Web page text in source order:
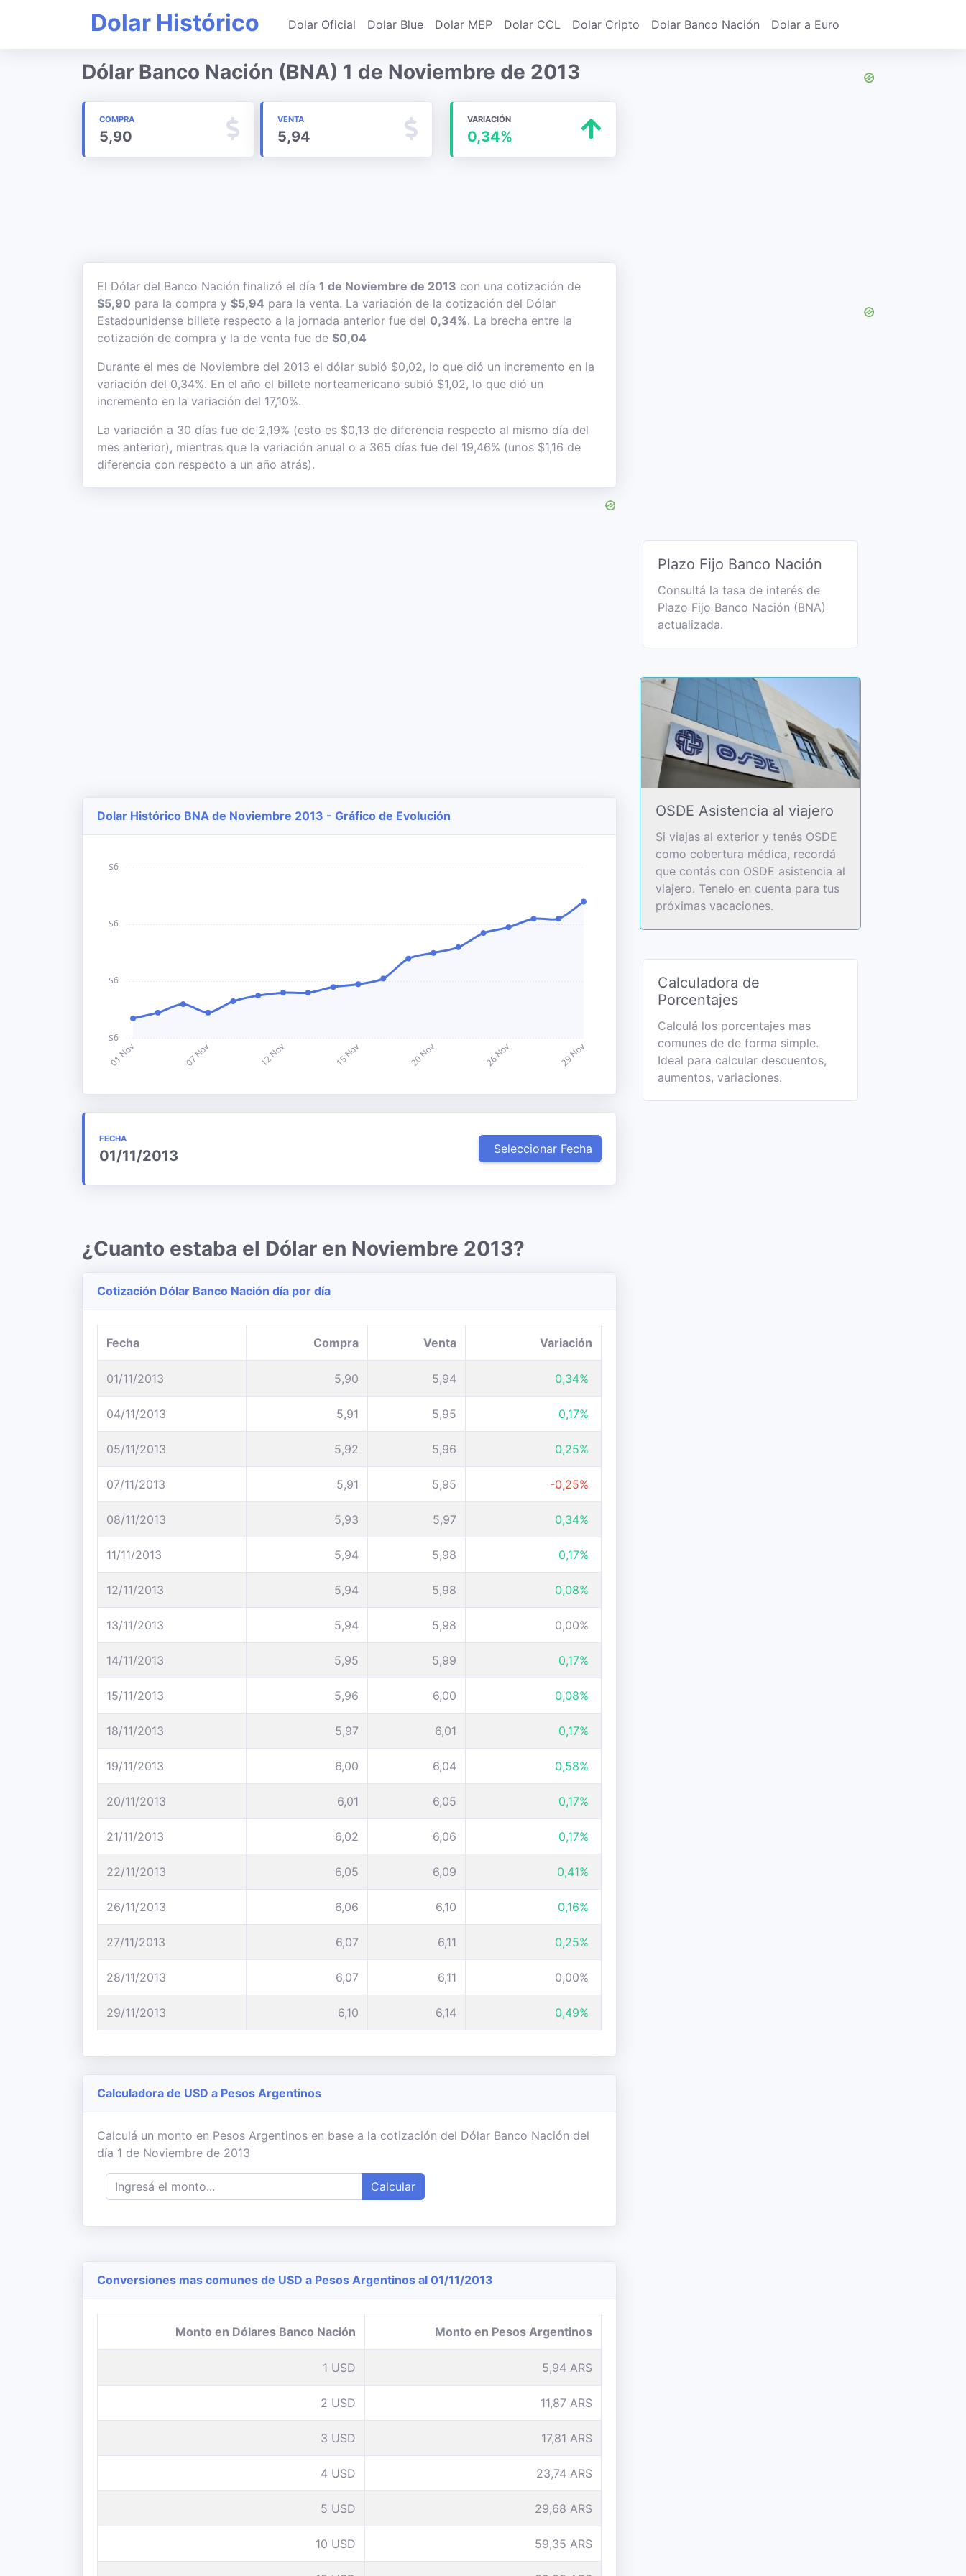
Dolar Histórico Dolar Oficial Dolar Blue Dolar MEP Dolar CCL Dolar Cripto Dolar Banco Nación Dolar a Euro
Dólar Banco Nación (BNA) 1 de Noviembre de 2013
COMPRA
5,90
VENTA
5,94
VARIACIÓN
0,34%
El Dólar del Banco Nación finalizó el día 1 de Noviembre de 2013 con una cotización de
$5,90 para la compra y $5,94 para la venta. La variación de la cotización del Dólar
Estadounidense billete respecto a la jornada anterior fue del 0,34%. La brecha entre la
cotización de compra y la de venta fue de $0,04
Durante el mes de Noviembre del 2013 el dólar subió $0,02, lo que dió un incremento en la
variación del 0,34%. En el año el billete norteamericano subió $1,02, lo que dió un
incremento en la variación del 17,10%.
La variación a 30 días fue de 2,19% (esto es $0,13 de diferencia respecto al mismo día del
mes anterior), mientras que la variación anual o a 365 días fue del 19,46% (unos $1,16 de
diferencia con respecto a un año atrás).
Dolar Histórico BNA de Noviembre 2013 - Gráfico de Evolución
FECHA
01/11/2013 Seleccionar Fecha
¿Cuanto estaba el Dólar en Noviembre 2013?
Cotización Dólar Banco Nación día por día
Fecha Compra Venta Variación
01/11/2013 5,90 5,94 0,34%
04/11/2013 5,91 5,95 0,17%
05/11/2013 5,92 5,96 0,25%
07/11/2013 5,91 5,95 -0,25%
08/11/2013 5,93 5,97 0,34%
11/11/2013 5,94 5,98 0,17%
12/11/2013 5,94 5,98 0,08%
13/11/2013 5,94 5,98 0,00%
14/11/2013 5,95 5,99 0,17%
15/11/2013 5,96 6,00 0,08%
18/11/2013 5,97 6,01 0,17%
19/11/2013 6,00 6,04 0,58%
20/11/2013 6,01 6,05 0,17%
21/11/2013 6,02 6,06 0,17%
22/11/2013 6,05 6,09 0,41%
26/11/2013 6,06 6,10 0,16%
27/11/2013 6,07 6,11 0,25%
28/11/2013 6,07 6,11 0,00%
29/11/2013 6,10 6,14 0,49%
Calculadora de USD a Pesos Argentinos
Calculá un monto en Pesos Argentinos en base a la cotización del Dólar Banco Nación del
día 1 de Noviembre de 2013
Calcular
Conversiones mas comunes de USD a Pesos Argentinos al 01/11/2013
Monto en Dólares Banco Nación Monto en Pesos Argentinos
1 USD 5,94 ARS
2 USD 11,87 ARS
3 USD 17,81 ARS
4 USD 23,74 ARS
5 USD 29,68 ARS
10 USD 59,35 ARS
Plazo Fijo Banco Nación
Consultá la tasa de interés de
Plazo Fijo Banco Nación (BNA)
actualizada.
OSDE Asistencia al viajero
Si viajas al exterior y tenés OSDE
como cobertura médica, recordá
que contás con OSDE asistencia al
viajero. Tenelo en cuenta para tus
próximas vacaciones.
Calculadora de
Porcentajes
Calculá los porcentajes mas
comunes de de forma simple.
Ideal para calcular descuentos,
aumentos, variaciones.